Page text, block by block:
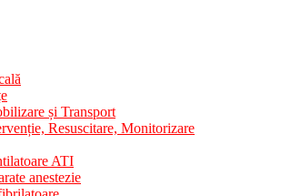
și Transport
Resuscitare, Monitorizare
ATI
anestezie